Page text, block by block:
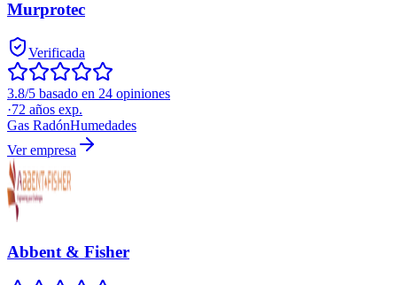
Murprotec
Verificada
3.8/5 basado en 24 opiniones
·72 años exp.
Gas RadónHumedades
Ver empresa
Abbent & Fisher